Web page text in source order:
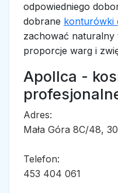
odpowiedniego
dobrane konturówki
zachować
proporcje warg i
Apollca -
Adres:
Mała Góra 8C/48,
Telefon:
453 404 061